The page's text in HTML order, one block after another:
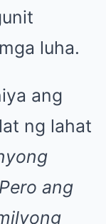
luha.
ang
ng lahat
ang